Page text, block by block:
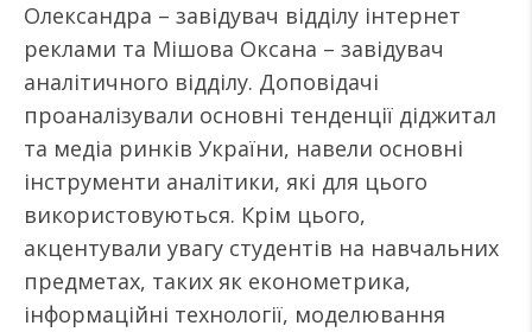
Олександра – завідувач відділу інтернет
реклами та Мішова Оксана – завідувач
аналітичного відділу. Доповідачі
проаналізували основні тенденції діджитал
та медіа ринків України, навели основні
інструменти аналітики, які для цього
використовуються. Крім цього,
акцентували увагу студентів на навчальних
предметах, таких як економетрика,
інформаційні технології, моделювання